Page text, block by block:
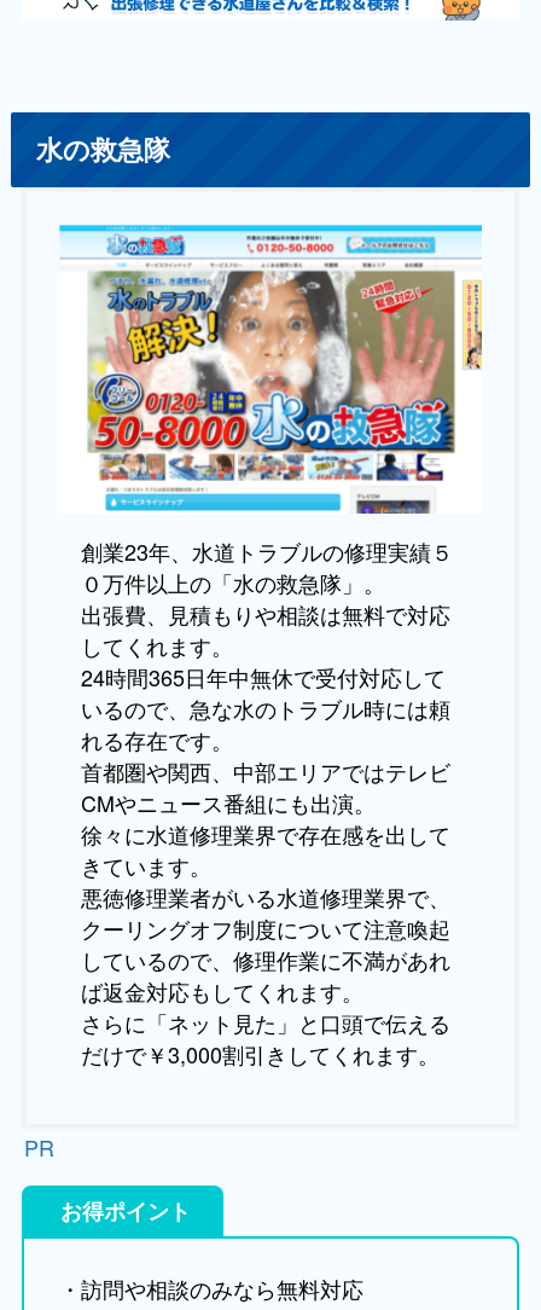
水の救急隊
創業23年、水道トラブルの修理実績５
０万件以上の「水の救急隊」。
出張費、見積もりや相談は無料で対応
してくれます。
24時間365日年中無休で受付対応して
いるので、急な水のトラブル時には頼
れる存在です。
首都圏や関西、中部エリアではテレビ
CMやニュース番組にも出演。
徐々に水道修理業界で存在感を出して
きています。
悪徳修理業者がいる水道修理業界で、
クーリングオフ制度について注意喚起
しているので、修理作業に不満があれ
ば返金対応もしてくれます。
さらに「ネット見た」と口頭で伝える
だけで￥3,000割引きしてくれます。
PR
お得ポイント
・訪問や相談のみなら無料対応